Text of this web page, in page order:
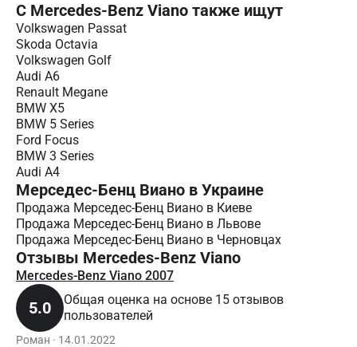
С Mercedes-Benz Viano также ищут
Volkswagen Passat
Skoda Octavia
Volkswagen Golf
Audi A6
Renault Megane
BMW X5
BMW 5 Series
Ford Focus
BMW 3 Series
Audi A4
Мерседес-Бенц Виано в Украине
Продажа Мерседес-Бенц Виано в Киеве
Продажа Мерседес-Бенц Виано в Львове
Продажа Мерседес-Бенц Виано в Черновцах
Отзывы Mercedes-Benz Viano
Mercedes-Benz Viano 2007
5.0
Общая оценка на основе 15 отзывов
пользователей
Роман · 14.01.2022